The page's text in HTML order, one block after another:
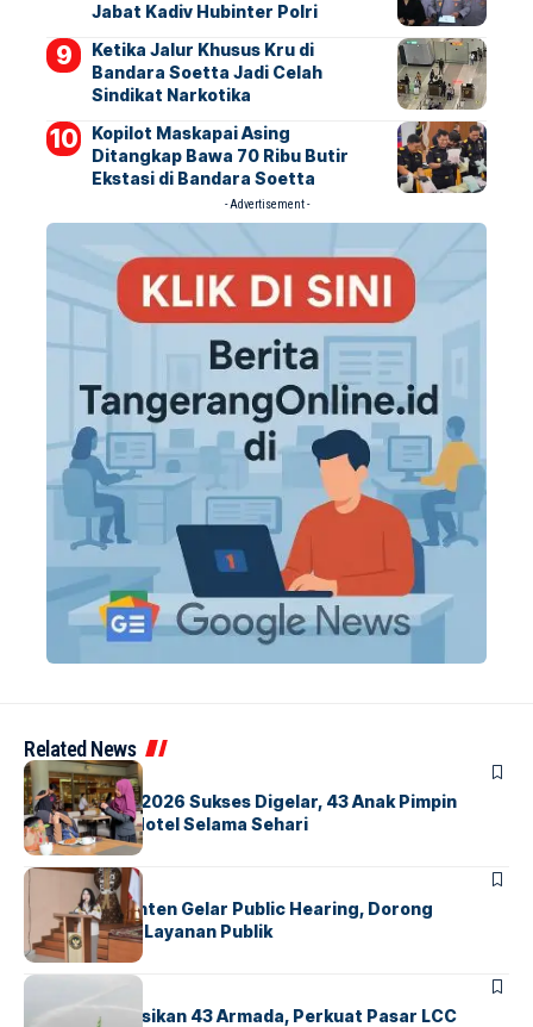
Jabat Kadiv Hubinter Polri
Ketika Jalur Khusus Kru di
Bandara Soetta Jadi Celah
Sindikat Narkotika
Kopilot Maskapai Asing
Ditangkap Bawa 70 Ribu Butir
Ekstasi di Bandara Soetta
- Advertisement -
Related News
BERITAINDEX
GM For A Day 2026 Sukses Digelar, 43 Anak Pimpin
Operasional Hotel Selama Sehari
BANDARA BERITA
Karantina Banten Gelar Public Hearing, Dorong
Transparansi Layanan Publik
BANDARA
Citilink Operasikan 43 Armada, Perkuat Pasar LCC